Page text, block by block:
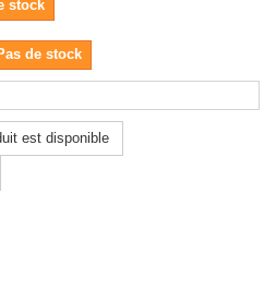
stock
de stock
est disponible